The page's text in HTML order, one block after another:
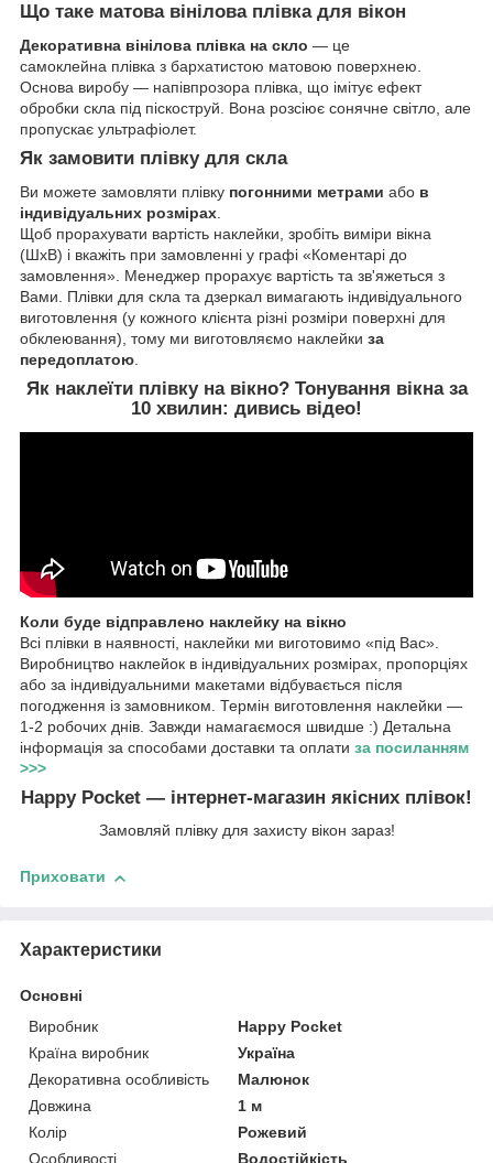
Що таке матова вінілова плівка для вікон
Декоративна вінілова плівка на скло — це
самоклейна плівка з бархатистою матовою поверхнею.
Основа виробу — напівпрозора плівка, що імітує ефект
обробки скла під піскоструй. Вона розсіює сонячне світло, але
пропускає ультрафіолет.
Як замовити плівку для скла
Ви можете замовляти плівку погонними метрами або в
індивідуальних розмірах
Щоб прорахувати вартість наклейки, зробіть виміри вікна
(ШхВ) і вкажіть при замовленні у графі «Коментарі до
замовлення». Менеджер прорахує вартість та зв'яжеться з
Вами. Плівки для скла та дзеркал вимагають індивідуального
виготовлення (у кожного клієнта різні розміри поверхні для
обклеювання), тому ми виготовляємо наклейки за
передоплатою
Як наклеїти плівку на вікно? Тонування вікна за
10 хвилин: дивись відео!
Коли буде відправлено наклейку на вікно
Всі плівки в наявності, наклейки ми виготовимо «під Вас».
Виробництво наклейок в індивідуальних розмірах, пропорціях
або за індивідуальними макетами відбувається після
погодження із замовником. Термін виготовлення наклейки —
1-2 робочих днів. Завжди намагаємося швидше :) Детальна
інформація за способами доставки та оплати за посиланням
>>>
Happy Pocket — інтернет-магазин якісних плівок!
Замовляй плівку для захисту вікон зараз!
Приховати
Характеристики
Основні
Виробник
Happy Pocket
Країна виробник
Україна
Декоративна особливість
Малюнок
Довжина
1 м
Колір
Рожевий
Особливості
Водостійкість